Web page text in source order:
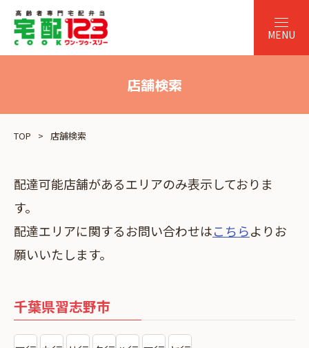
店舗検索
TOP 店舗検索
配達可能店舗があるエリアのみ表示しておりま
す。
配達エリアに関するお問い合わせはこちらよりお
願いいたします。
千葉県習志野市